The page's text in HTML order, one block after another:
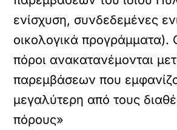
ενίσχυση, συνδεδεμένες
οικολογικά προγράμματα).
πόροι ανακατανέμονται
παρεμβάσεων που
μεγαλύτερη από τους
πόρους»